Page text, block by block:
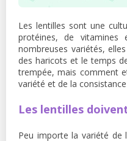
Les lentilles sont une
protéines, de
nombreuses variétés,
des haricots et le temps
trempée, mais comment
variété et de la
Les lentilles
Peu importe la variété de